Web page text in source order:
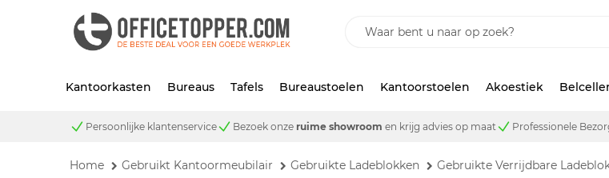
Kantoorkasten Bureaus Tafels Bureaustoelen Kantoorstoelen Akoestiek
Persoonlijke klantenservice Bezoek onze ruime showroom en krijg advies op maat Professionele
Home Gebruikt Kantoormeubilair Gebruikte Ladeblokken Gebruikte Verrijdbare